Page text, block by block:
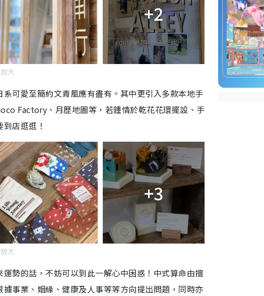
+2
大
可愛至簡約文青風應有盡有。其中更引入多款本地手
Factory、月歷地圖等，若鍾情於乾花花環擺設、手
店逛逛！
+3
大
勢的話，不妨可以到此一解心中困惑！中式算命由擅
事業、姻緣、健康及人事等等方向提出問題，同時亦